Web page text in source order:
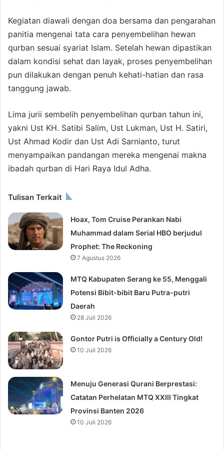
Kegiatan diawali dengan doa bersama dan pengarahan
panitia mengenai tata cara penyembelihan hewan
qurban sesuai syariat Islam. Setelah hewan dipastikan
dalam kondisi sehat dan layak, proses penyembelihan
pun dilakukan dengan penuh kehati-hatian dan rasa
tanggung jawab.
Lima jurii sembelih penyembelihan qurban tahun ini,
yakni Ust KH. Satibi Salim, Ust Lukman, Ust H. Satiri,
Ust Ahmad Kodir dan Ust Adi Sarnianto, turut
menyampaikan pandangan mereka mengenai makna
ibadah qurban di Hari Raya Idul Adha.
Tulisan Terkait
Hoax, Tom Cruise Perankan Nabi
Muhammad dalam Serial HBO berjudul
Prophet: The Reckoning
7 Agustus 2026
MTQ Kabupaten Serang ke 55, Menggali
Potensi Bibit-bibit Baru Putra-putri
Daerah
28 Juli 2026
Gontor Putri is Officially a Century Old!
10 Juli 2026
Menuju Generasi Qurani Berprestasi:
Catatan Perhelatan MTQ XXIII Tingkat
Provinsi Banten 2026
10 Juli 2026